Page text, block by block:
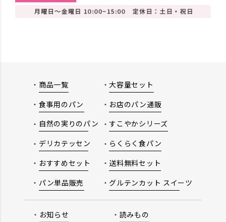
商品一覧
食事用のパン
自然の実りのパン
デリカテッセン
おすすめセット
パン単品販売
大容量セット
お店のパン通販
すこやかシリーズ
らくらく食パン
送料無料セット
グルテンカット スイーツ
お知らせ
読みもの